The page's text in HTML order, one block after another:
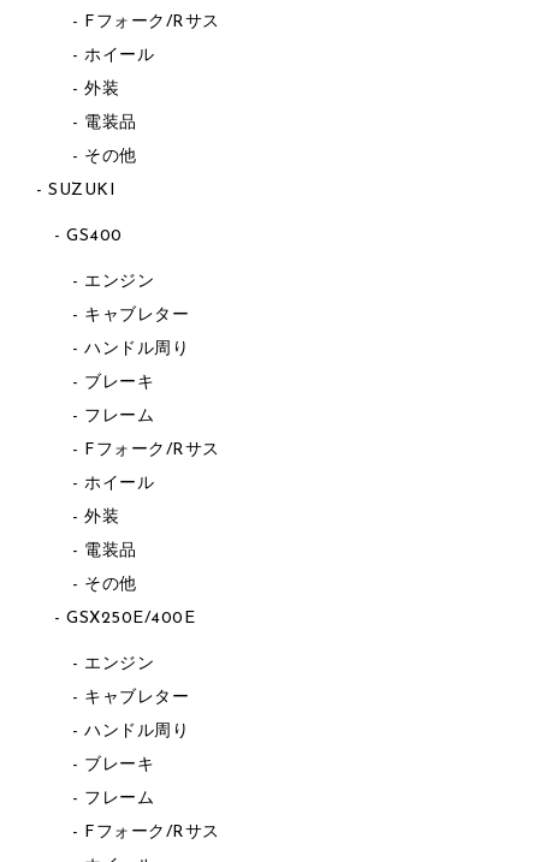
Fフォーク/Rサス
ホイール
外装
電装品
その他
SUZUKI
GS400
エンジン
キャブレター
ハンドル周り
ブレーキ
フレーム
Fフォーク/Rサス
ホイール
外装
電装品
その他
GSX250E/400E
エンジン
キャブレター
ハンドル周り
ブレーキ
フレーム
Fフォーク/Rサス